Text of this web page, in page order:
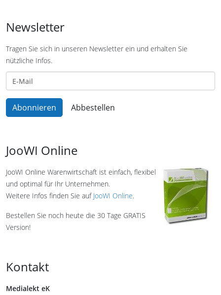
Newsletter
Tragen Sie sich in unseren Newsletter ein und erhalten Sie
nützliche Infos.
JooWI Online
JooWI Online Warenwirtschaft ist einfach, flexibel
und optimal für Ihr Unternehmen.
Weitere Infos finden Sie auf JooWI Online.
Bestellen Sie noch heute die 30 Tage GRATIS
Version!
Kontakt
Medialekt eK